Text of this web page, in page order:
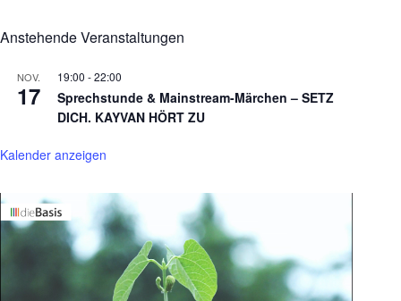
Anstehende Veranstaltungen
NOV.
17
19:00 -22:00
Sprechstunde & Mainstream-Märchen – SETZ
DICH. KAYVAN HÖRT ZU
Kalender anzeigen